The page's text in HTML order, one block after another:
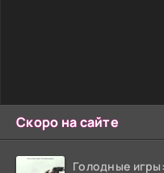
Скоро на сайте
Голодные